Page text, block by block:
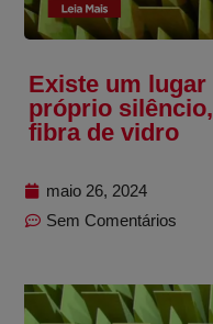
Existe um
próprio
fibra de vidro
maio 26, 2024
Sem Comentários